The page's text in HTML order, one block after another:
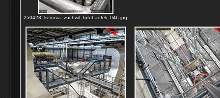
250423_kenova_zuchwil_fotohaefeli_046.jpg